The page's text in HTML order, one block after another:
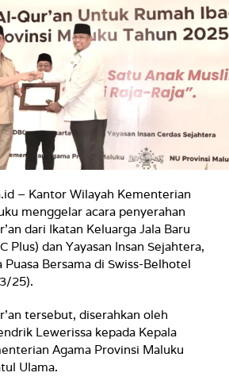
– Kantor Wilayah Kementerian
menggelar acara penyerahan
dari Ikatan Keluarga Jala Baru
Plus) dan Yayasan Insan Sejahtera,
Puasa Bersama di Swiss-Belhotel
25).
tersebut, diserahkan oleh
Lewerissa kepada Kepala
Agama Provinsi Maluku
Ulama.